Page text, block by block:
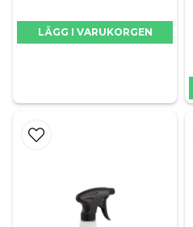
LÄGG I VARUKORGEN